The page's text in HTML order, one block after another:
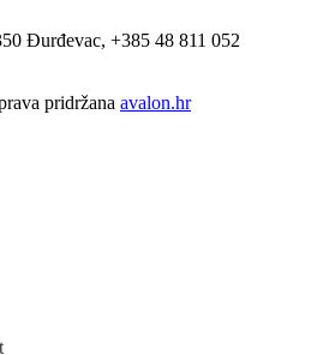
Đurđevac, +385 48 811 052
pridržana avalon.hr